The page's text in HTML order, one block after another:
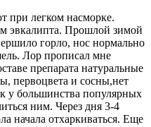
при легком насморке.
эвкалипта. Прошлой зимой
горло, нос нормально
Лор прописал мне
препарата натуральные
первоцвета и сосны,нет
у большинства популярных
ним. Через дня 3-4
начала отхаркиваться. Еще